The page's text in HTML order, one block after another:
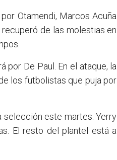
Otamendi, Marcos Acuña
de las molestias en
por De Paul. En el ataque, la
los futbolistas que puja por
selección este martes. Yerry
El resto del plantel está a